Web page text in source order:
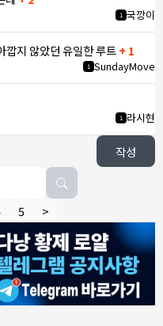
1 국깡이
깝지 않았던 유일한 루트+ 1
1 SundayMove
1 라시현
작성
5 >